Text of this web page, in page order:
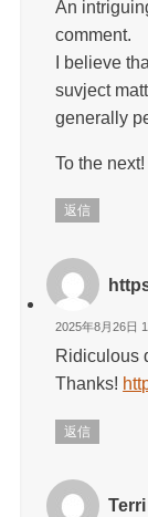
An
comment.
I believe
suvject
generally
To the
返信
2025年8月26日
Ridiculous
Thanks!
返信